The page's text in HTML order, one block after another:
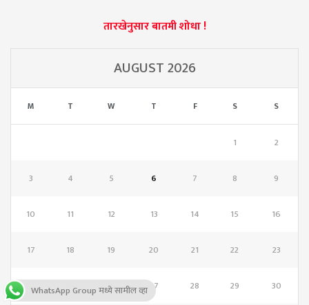
तारखेनुसार बातमी शोधा !
AUGUST 2026
M T W T F S S
1 2
3 4 5 6 7 8 9
10 11 12 13 14 15 16
17 18 19 20 21 22 23
24 25 26 27 28 29 30
WhatsApp Group मध्ये सामील व्हा